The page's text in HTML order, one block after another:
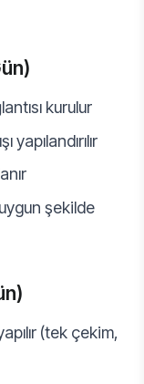
kurulur
şekilde
(tek çekim,